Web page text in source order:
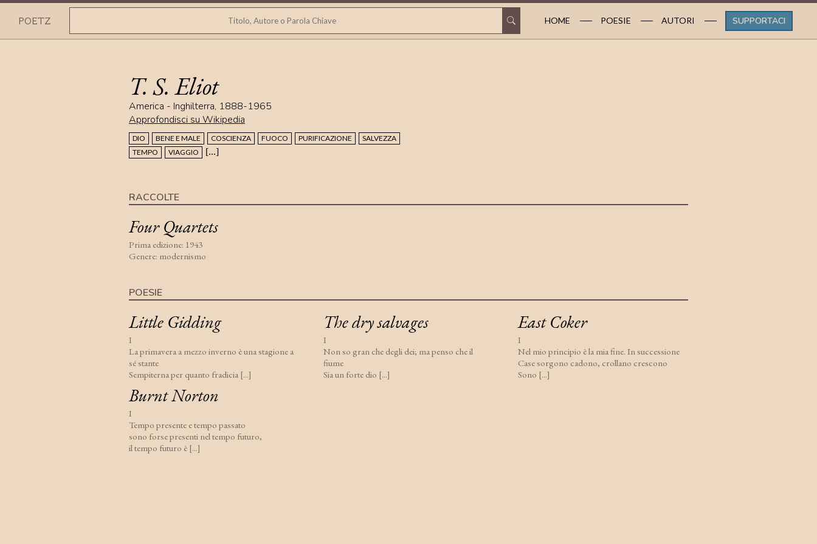
POETZ HOME POESIE AUTORI SUPPORTACI
T. S. Eliot
America - Inghilterra, 1888-1965
Approfondisci su Wikipedia
DIO BENE E MALE COSCIENZA FUOCO PURIFICAZIONE
SALVEZZA
TEMPO
VIAGGIO [...]
RACCOLTE
Four Quartets
Prima edizione: 1943
Genere: modernismo
POESIE
Little Gidding
I
La primavera a mezzo inverno è una stagione a
sé stante
Sempiterna per quanto fradicia [...]
The dry salvages
I
Non so gran che degli dei; ma penso che il
fiume
Sia un forte dio [...]
East Coker
I
Nel mio principio è la mia fine. In successione
Case sorgono cadono, crollano crescono
Sono [...]
Burnt Norton
I
Tempo presente e tempo passato
sono forse presenti nel tempo futuro,
il tempo futuro è [...]